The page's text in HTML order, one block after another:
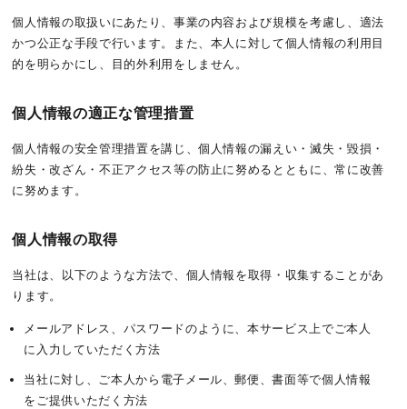
個人情報の取扱いにあたり、事業の内容および規模を考慮し、適法
かつ公正な手段で行います。また、本人に対して個人情報の利用目
的を明らかにし、目的外利用をしません。
個人情報の適正な管理措置
個人情報の安全管理措置を講じ、個人情報の漏えい・滅失・毀損・
紛失・改ざん・不正アクセス等の防止に努めるとともに、常に改善
に努めます。
個人情報の取得
当社は、以下のような方法で、個人情報を取得・収集することがあ
ります。
メールアドレス、パスワードのように、本サービス上でご本人
に入力していただく方法
当社に対し、ご本人から電子メール、郵便、書面等で個人情報
をご提供いただく方法